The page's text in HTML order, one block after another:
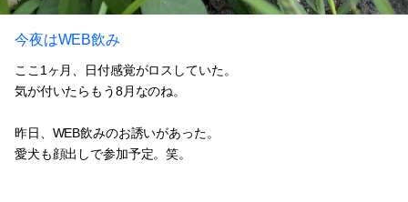
今夜はWEB飲み
ここ1ヶ月、日付感覚がロスしていた。
気が付いたらもう8月なのね。
昨日、WEB飲みのお誘いがあった。
愛犬も顔出しで参加予定。笑。